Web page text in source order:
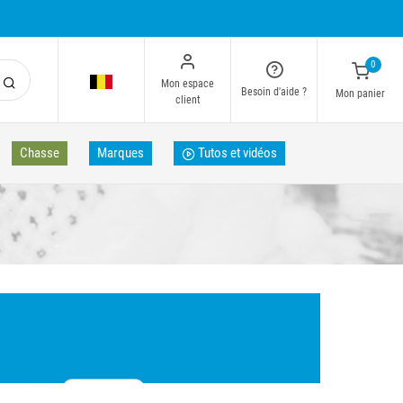
Mon espace
client
Besoin d'aide ?
0
Mon panier
Chasse Marques Tutos et vidéos